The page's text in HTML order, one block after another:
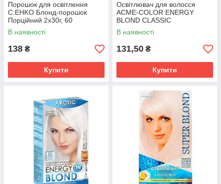
Порошок для освітлення
C:EHKO Блонд-порошок
Порційний 2х30г, 60
мл(4012498891950)
В наявності
138 ₴
Купити
Освітлювач для волосся
ACME-COLOR ENERGY
BLOND CLASSIC
(4820197009541)
В наявності
131,50 ₴
Купити